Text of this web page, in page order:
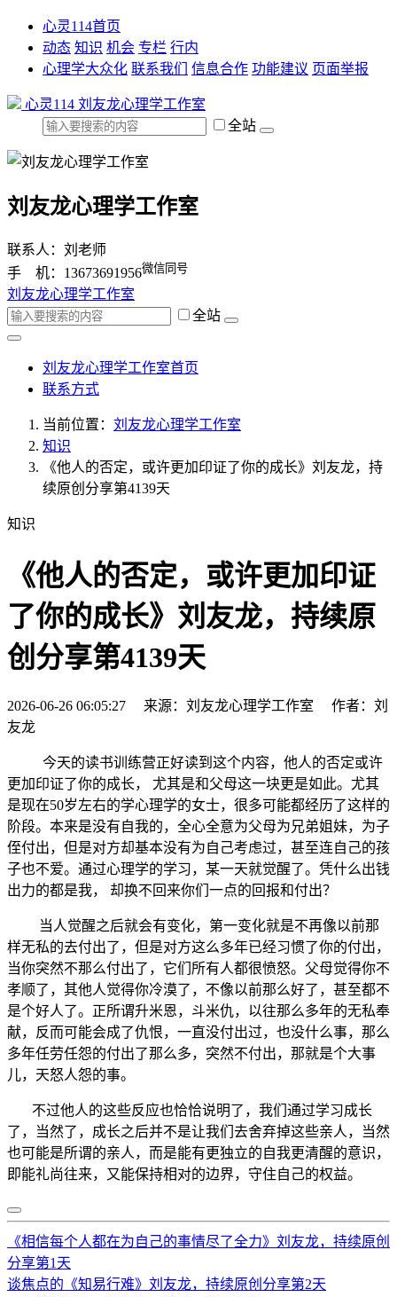
心灵114首页
动态 知识 机会 专栏 行内
心理学大众化 联系我们 信息合作 功能建议 页面举报
心灵114 刘友龙心理学工作室
全站
刘友龙心理学工作室
联系人：刘老师
手 机：13673691956微信同号
刘友龙心理学工作室
全站
刘友龙心理学工作室首页
联系方式
当前位置： 刘友龙心理学工作室
知识
《他人的否定，或许更加印证了你的成长》刘友龙，持
续原创分享第4139天
知识
《他人的否定，或许更加印证
了你的成长》刘友龙，持续原
创分享第4139天
2026-06-26 06:05:27 来源：刘友龙心理学工作室 作者：刘
友龙
今天的读书训练营正好读到这个内容，他人的否定或许
更加印证了你的成长， 尤其是和父母这一块更是如此。尤其
是现在50岁左右的学心理学的女士，很多可能都经历了这样的
阶段。本来是没有自我的，全心全意为父母为兄弟姐妹，为子
侄付出，但是对方却基本没有为自己考虑过，甚至连自己的孩
子也不爱。通过心理学的学习，某一天就觉醒了。凭什么出钱
出力的都是我， 却换不回来你们一点的回报和付出？
当人觉醒之后就会有变化，第一变化就是不再像以前那
样无私的去付出了，但是对方这么多年已经习惯了你的付出，
当你突然不那么付出了，它们所有人都很愤怒。父母觉得你不
孝顺了，其他人觉得你冷漠了，不像以前那么好了，甚至都不
是个好人了。正所谓升米恩，斗米仇，以往那么多年的无私奉
献，反而可能会成了仇恨，一直没付出过，也没什么事，那么
多年任劳任怨的付出了那么多，突然不付出，那就是个大事
儿，天怒人怨的事。
不过他人的这些反应也恰恰说明了，我们通过学习成长
了，当然了，成长之后并不是让我们去舍弃掉这些亲人，当然
也可能是所谓的亲人，而是能有更独立的自我更清醒的意识，
即能礼尚往来，又能保持相对的边界，守住自己的权益。
《相信每个人都在为自己的事情尽了全力》刘友龙，持续原创
分享第1天
谈焦点的《知易行难》刘友龙，持续原创分享第2天